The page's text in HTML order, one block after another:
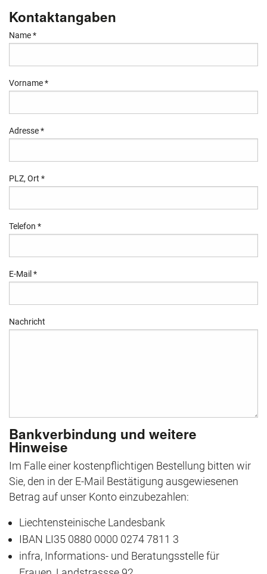
Kontaktangaben
Name*
Vorname*
Adresse*
PLZ, Ort *
Telefon *
E-Mail *
Nachricht
Bankverbindung und weitere
Hinweise
Im Falle einer kostenpflichtigen Bestellung bitten wir
Sie, den in der E-Mail Bestätigung ausgewiesenen
Betrag auf unser Konto einzubezahlen:
Liechtensteinische Landesbank
IBAN LI35 0880 0000 0274 7811 3
infra, Informations- und Beratungsstelle für